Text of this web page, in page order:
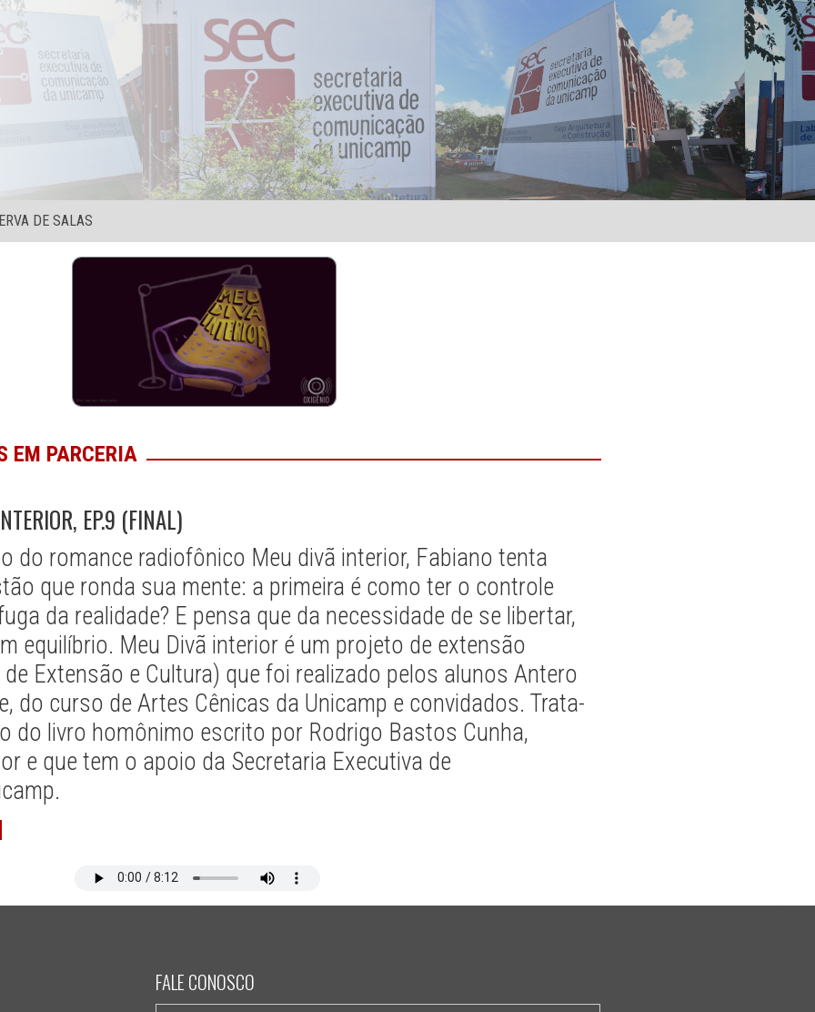
DE SALAS
EM PARCERIA
EP.9 (FINAL)
do romance radiofônico Meu divã interior, Fabiano tenta
que ronda sua mente: a primeira é como ter o controle
da realidade? E pensa que da necessidade de se libertar,
equilíbrio. Meu Divã interior é um projeto de extensão
de Extensão e Cultura) que foi realizado pelos alunos Antero
do curso de Artes Cênicas da Unicamp e convidados. Trata-
do livro homônimo escrito por Rodrigo Bastos Cunha,
e que tem o apoio da Secretaria Executiva de
FALE CONOSCO